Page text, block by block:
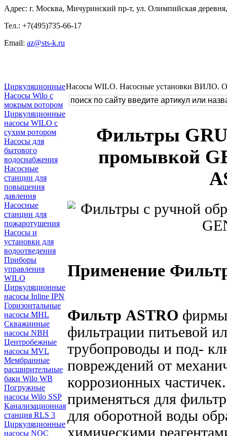
Адрес: г. Москва, Мичуринский пр-т, ул. Олимпийская
Тел.: +7(495)735-66-17
Email: az@sts-k.ru
Циркуляционные
Насосы Wilo с
мокрым ротором
Циркуляционные
насосы WILO с
сухим ротором
Насосы для
бытового
водоснабжения
Насосные
станции для
повышения
давления
Насосные
станции для
пожаротушения
Насосы и
установки для
водоотведения
Приборы
управления
WILO
Циркуляционные
насосы Inline IPN
Горизонтальные
насосы MHL
Скважинные
насосы NBH
Центробежные
насосы MVL
Мембранные
расширительные
баки Wilo WB
Погружные
насосы Wilo SSP
Канализационная
станция RLS 3
Циркуляционные
насосы NOC
Насосы WILO. Насосные установки ВИЛО.
Фильтры
промывкой
Применение
Фильтр ASTRO
фильтрации питьевой
трубопроводы и под-
повреждений от
коррозионных
применяться для
для оборотной воды
химическими